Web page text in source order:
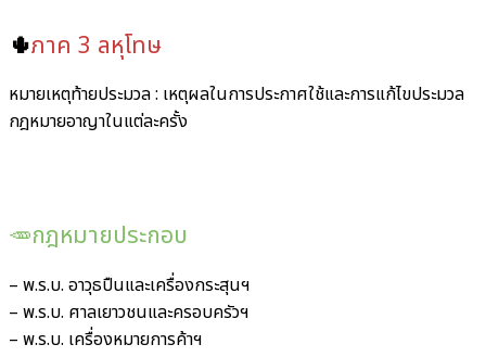
🌵ภาค 3 ลหุโทษ
หมายเหตุท้ายประมวล : เหตุผลในการประกาศใช้และการแก้ไขประมวล
กฎหมายอาญาในแต่ละครั้ง
🥕กฎหมายประกอบ
– พ.ร.บ. อาวุธปืนและเครื่องกระสุนฯ
– พ.ร.บ. ศาลเยาวชนและครอบครัวฯ
– พ.ร.บ. เครื่องหมายการค้าฯ